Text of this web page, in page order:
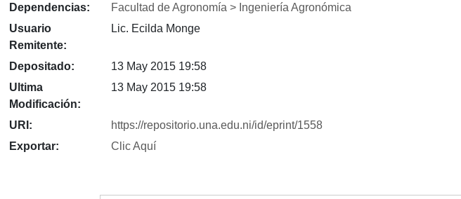
Dependencias:
Facultad de Agronomía > Ingeniería Agronómica
Usuario
Remitente:
Lic. Ecilda Monge
Depositado:
13 May 2015 19:58
Ultima
Modificación:
13 May 2015 19:58
URI:
https://repositorio.una.edu.ni/id/eprint/1558
Exportar:
Clic Aquí